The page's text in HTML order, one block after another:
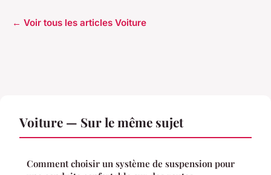
← Voir tous les articles Voiture
Voiture — Sur le même sujet
Comment choisir un système de suspension pour